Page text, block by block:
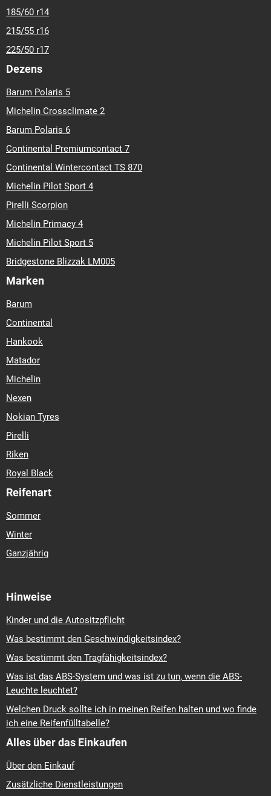
185/60 r14
215/55 r16
225/50 r17
Dezens
Barum Polaris 5
Michelin Crossclimate 2
Barum Polaris 6
Continental Premiumcontact 7
Continental Wintercontact TS 870
Michelin Pilot Sport 4
Pirelli Scorpion
Michelin Primacy 4
Michelin Pilot Sport 5
Bridgestone Blizzak LM005
Marken
Barum
Continental
Hankook
Matador
Michelin
Nexen
Nokian Tyres
Pirelli
Riken
Royal Black
Reifenart
Sommer
Winter
Ganzjährig
Hinweise
Kinder und die Autositzpflicht
Was bestimmt den Geschwindigkeitsindex?
Was bestimmt den Tragfähigkeitsindex?
Was ist das ABS-System und was ist zu tun, wenn die ABS-
Leuchte leuchtet?
Welchen Druck sollte ich in meinen Reifen halten und wo finde
ich eine Reifenfülltabelle?
Alles über das Einkaufen
Über den Einkauf
Zusätzliche Dienstleistungen